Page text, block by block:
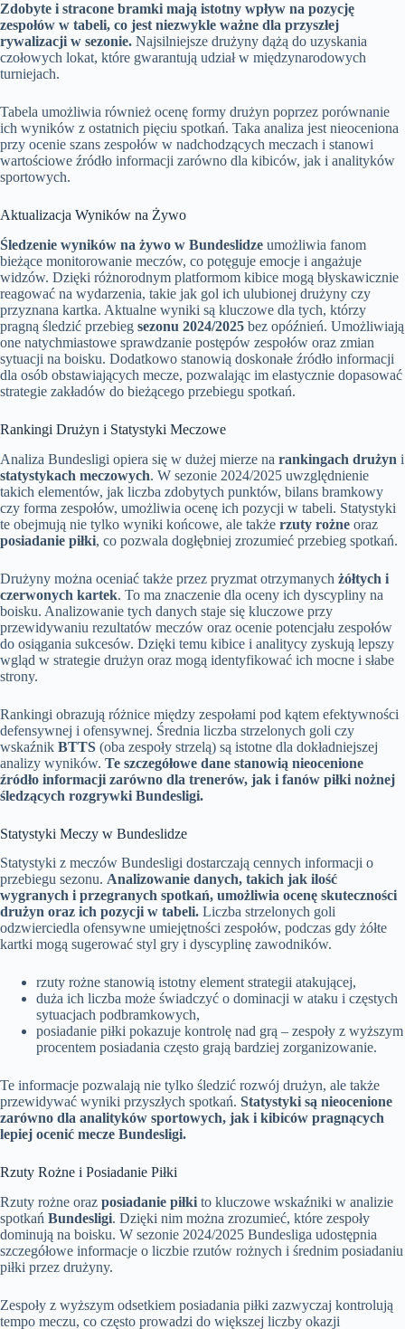
Zdobyte i stracone bramki mają istotny wpływ na pozycję
zespołów w tabeli, co jest niezwykle ważne dla przyszłej
rywalizacji w sezonie. Najsilniejsze drużyny dążą do uzyskania
czołowych lokat, które gwarantują udział w międzynarodowych
turniejach.
Tabela umożliwia również ocenę formy drużyn poprzez porównanie
ich wyników z ostatnich pięciu spotkań. Taka analiza jest nieoceniona
przy ocenie szans zespołów w nadchodzących meczach i stanowi
wartościowe źródło informacji zarówno dla kibiców, jak i analityków
sportowych.
Aktualizacja Wyników na Żywo
Śledzenie wyników na żywo w Bundeslidze umożliwia fanom
bieżące monitorowanie meczów, co potęguje emocje i angażuje
widzów. Dzięki różnorodnym platformom kibice mogą błyskawicznie
reagować na wydarzenia, takie jak gol ich ulubionej drużyny czy
przyznana kartka. Aktualne wyniki są kluczowe dla tych, którzy
pragną śledzić przebieg sezonu 2024/2025 bez opóźnień. Umożliwiają
one natychmiastowe sprawdzanie postępów zespołów oraz zmian
sytuacji na boisku. Dodatkowo stanowią doskonałe źródło informacji
dla osób obstawiających mecze, pozwalając im elastycznie dopasować
strategie zakładów do bieżącego przebiegu spotkań.
Rankingi Drużyn i Statystyki Meczowe
Analiza Bundesligi opiera się w dużej mierze na rankingach drużyn i
statystykach meczowych. W sezonie 2024/2025 uwzględnienie
takich elementów, jak liczba zdobytych punktów, bilans bramkowy
czy forma zespołów, umożliwia ocenę ich pozycji w tabeli. Statystyki
te obejmują nie tylko wyniki końcowe, ale także rzuty rożne oraz
posiadanie piłki, co pozwala dogłębniej zrozumieć przebieg spotkań.
Drużyny można oceniać także przez pryzmat otrzymanych żółtych i
czerwonych kartek. To ma znaczenie dla oceny ich dyscypliny na
boisku. Analizowanie tych danych staje się kluczowe przy
przewidywaniu rezultatów meczów oraz ocenie potencjału zespołów
do osiągania sukcesów. Dzięki temu kibice i analitycy zyskują lepszy
wgląd w strategie drużyn oraz mogą identyfikować ich mocne i słabe
strony.
Rankingi obrazują różnice między zespołami pod kątem efektywności
defensywnej i ofensywnej. Średnia liczba strzelonych goli czy
wskaźnik BTTS (oba zespoły strzelą) są istotne dla dokładniejszej
analizy wyników. Te szczegółowe dane stanowią nieocenione
źródło informacji zarówno dla trenerów, jak i fanów piłki nożnej
śledzących rozgrywki Bundesligi.
Statystyki Meczy w Bundeslidze
Statystyki z meczów Bundesligi dostarczają cennych informacji o
przebiegu sezonu. Analizowanie danych, takich jak ilość
wygranych i przegranych spotkań, umożliwia ocenę skuteczności
drużyn oraz ich pozycji w tabeli. Liczba strzelonych goli
odzwierciedla ofensywne umiejętności zespołów, podczas gdy żółte
kartki mogą sugerować styl gry i dyscyplinę zawodników.
rzuty rożne stanowią istotny element strategii atakującej,
duża ich liczba może świadczyć o dominacji w ataku i częstych
sytuacjach podbramkowych,
posiadanie piłki pokazuje kontrolę nad grą – zespoły z wyższym
procentem posiadania często grają bardziej zorganizowanie.
Te informacje pozwalają nie tylko śledzić rozwój drużyn, ale także
przewidywać wyniki przyszłych spotkań. Statystyki są nieocenione
zarówno dla analityków sportowych, jak i kibiców pragnących
lepiej ocenić mecze Bundesligi.
Rzuty Rożne i Posiadanie Piłki
Rzuty rożne oraz posiadanie piłki to kluczowe wskaźniki w analizie
spotkań Bundesligi. Dzięki nim można zrozumieć, które zespoły
dominują na boisku. W sezonie 2024/2025 Bundesliga udostępnia
szczegółowe informacje o liczbie rzutów rożnych i średnim posiadaniu
piłki przez drużyny.
Zespoły z wyższym odsetkiem posiadania piłki zazwyczaj kontrolują
tempo meczu, co często prowadzi do większej liczby okazji